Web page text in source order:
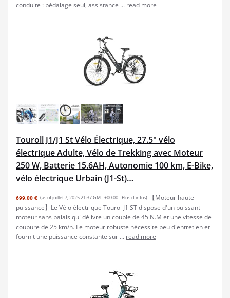
conduite : pédalage seul, assistance ... read more
Touroll J1/J1 St Vélo Électrique, 27.5" vélo
électrique Adulte, Vélo de Trekking avec Moteur
250 W, Batterie 15.6AH, Autonomie 100 km, E-Bike,
vélo électrique Urbain (J1-St)…
699,00 € (as of juillet 7, 2025 21:37 GMT +00:00 - Plus d’infos)
【Moteur haute
puissance】Le Vélo électrique Tourol J1 ST dispose d'un puissant
moteur sans balais qui délivre un couple de 45 N.M et une vitesse de
coupure de 25 km/h. Le moteur robuste nécessite peu d'entretien et
fournit une puissance constante sur ... read more